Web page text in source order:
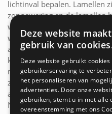
lichtinval bepalen. Lamellen
zonnewering en de lamellen
worden. Ze kunnen zowel
worden. Het nadeel van
als er wind in de lamellen
kletterend geluid maken.
maar toch trendy
zeker voor in aanmerking.
aan bij onze lokale
Nieuwerkerken!
Deze website maakt
gebruik van
Deze website gebruikt cookies
gebruikerservaring te
het personaliseren van
advertenties. Door onze
gebruiken, stemt u in met alle
overeenstemming met ons